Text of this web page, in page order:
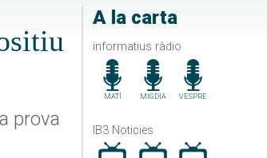
A la carta
informatius ràdio
MATÍ MIGDIA VESPRE
IB3 Noticies
prova